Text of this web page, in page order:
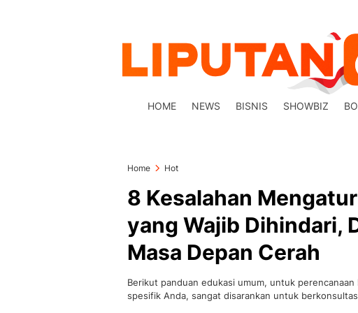
HOME NEWS BISNIS SHOWBIZ
Home Hot
8 Kesalahan
yang Wajib Dihindari,
Masa Depan Cerah
Berikut panduan edukasi umum, untuk
spesifik Anda, sangat disarankan untuk